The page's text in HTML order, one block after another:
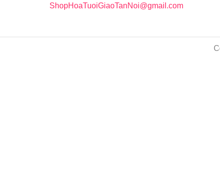
ShopHoaTuoiGiaoTanNoi@gmail.com